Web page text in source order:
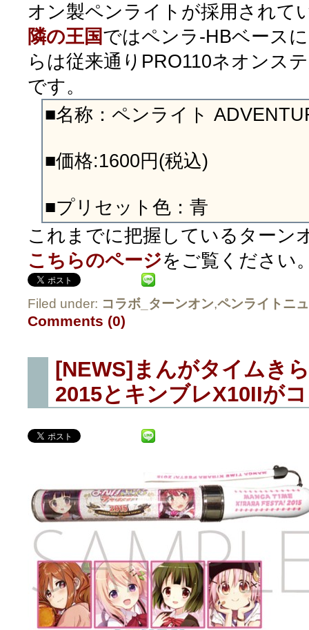
オン製ペンライトが採用されて
隣の王国ではペンラ-HBベース
らは従来通りPRO110ネオンス
です。
■名称：ペンライト
■価格:1600円(税込)
■プリセット色：青
これまでに把握しているターン
こちらのページをご覧ください
Filed under: コラボ_ターンオン,ペンライトニ
Comments (0)
[NEWS]まんがタイムき
2015とキンブレX10IIが